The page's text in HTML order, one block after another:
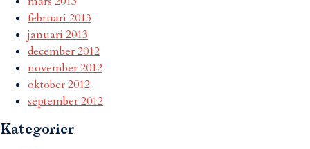
februari 2013
januari 2013
december 2012
november 2012
oktober 2012
september 2012
Kategorier